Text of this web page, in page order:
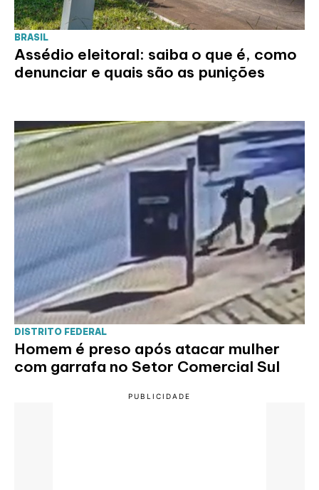
BRASIL
Assédio eleitoral: saiba o que é, como
denunciar e quais são as punições
DISTRITO FEDERAL
Homem é preso após atacar mulher
com garrafa no Setor Comercial Sul